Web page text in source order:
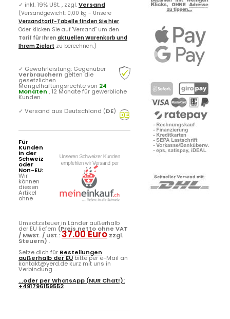
✓ inkl. 19% USt. , zzgl.Versand
(Versandgewicht: 0,00 kg - Unsere
Versandtarif-Tabelle finden Sie hier.
Oder klicken Sie auf "Versand" um den
Tarif für Ihren aktuellen Warenkorb und
Ihrem Zielort zu berechnen.)
✓ Gewährleistung: Gegenüber
Verbrauchern gelten die
gesetzlichen
Mängelhaftungsrechte von 24
Monaten , 12 Monate für gewerbliche
Kunden.
✓ Versand aus Deutschland (DE)
Für
Kunden
in der
Schweiz
oder
Non-EU:
Wir
können
diesen
Artikel
ohne
Umsatzsteuer in Länder außerhalb
der EU liefern (Preis netto ohne VAT
/ MwSt. / USt.:37.00 Euro zzgl.
Steuern) .
Setze dich für Bestellungen
außerhalb der EUbitte per e-Mail an
kontakt@yerd.de kurz mit uns in
Verbindung ...
...oder perWhatsApp (NUR Chat!):
+491796159552